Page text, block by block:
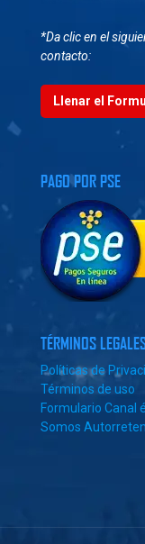
*Da clic en el
contacto:
Llenar el
PAGO POR PSE
TÉRMINOS
Políticas de
Términos de uso
Formulario Canal
Somos